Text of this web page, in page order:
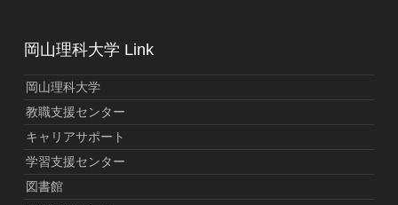
岡山理科大学 Link
岡山理科大学
教職支援センター
キャリアサポート
学習支援センター
図書館